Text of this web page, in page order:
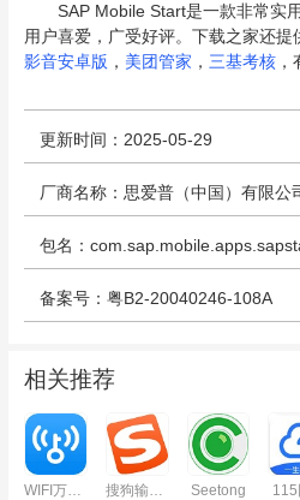
SAP Mobile Start是一款非常实用
用户喜爱，广受好评。下载之家还提
影音安卓版 ， 美团管家 ， 三基考核，
更新时间：2025-05-29
厂商名称：思爱普（中国）有限公
包名：
备案号：粤B2-20040246-108A
相关推荐
WIFI万能钥匙安卓版 搜狗输入法 Seetong 115